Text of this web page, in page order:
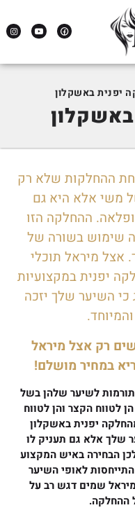
יפנית באשקלון
ההחלקות שלא רק
משי אלא היא גם
ההחלקה הזו
שימוש בשורה של
אצל מיראל תוכלי
יפנית במקצועיות
כי השיער שלך יזכה
רק אצל מיראל
במחיר מושלם!
לשיער שלהן בשל
לטווח הקצר והן לטווח
יפנית באשקלון
שלך אלא גם תעניק לו
הבחירה באיש המקצוע
לאופי השיער
שמים דגש רב על
ההחלקה.